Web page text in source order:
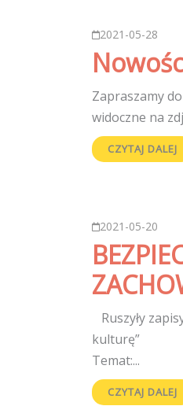
2021-05-28
Zapraszamy
widoczne
CZYTAJ DALEJ
2021-05-20
Ruszyły
Temat:...
CZYTAJ DALEJ